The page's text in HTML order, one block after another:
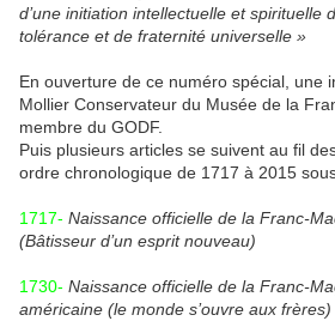
d’une initiation intellectuelle et spirituelle
tolérance et de fraternité universelle »
En ouverture de ce numéro spécial, une
Mollier Conservateur du Musée de la
membre du GODF.
Puis plusieurs articles se suivent au fil
ordre chronologique de 1717 à 2015
1717- Naissance officielle de la Franc-
(Bâtisseur d’un esprit nouveau)
1730- Naissance officielle de la Franc-
américaine (le monde s’ouvre aux frères)